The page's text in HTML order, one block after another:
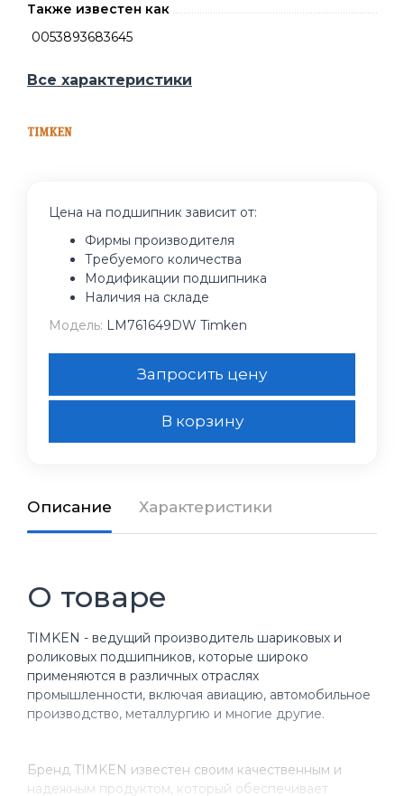
Также известен как
0053893683645
Все характеристики
Цена на подшипник зависит от:
Фирмы производителя
Требуемого количества
Модификации подшипника
Наличия на складе
Модель: LM761649DW Timken
Запросить цену
В корзину
Описание Характеристики
О товаре
TIMKEN - ведущий производитель шариковых и
роликовых подшипников, которые широко
применяются в различных отраслях
промышленности, включая авиацию, автомобильное
производство, металлургию и многие другие.
Бренд TIMKEN известен своим качественным и
надежным продуктом, который обеспечивает